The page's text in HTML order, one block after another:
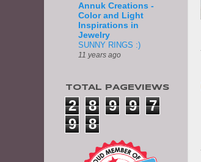
Annuk Creations -
Color and Light
Inspirations in
Jewelry
SUNNY RINGS :)
11 years ago
TOTAL PAGEVIEWS
2 8 9 9
7
9
8